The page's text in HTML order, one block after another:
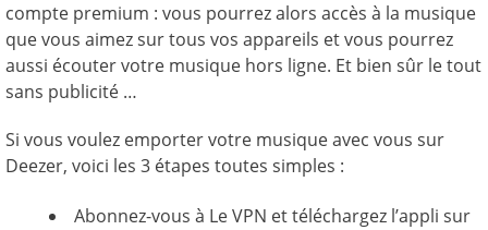
compte premium : vous pourrez alors accès à la musique
que vous aimez sur tous vos appareils et vous pourrez
aussi écouter votre musique hors ligne. Et bien sûr le tout
sans publicité …
Si vous voulez emporter votre musique avec vous sur
Deezer, voici les 3 étapes toutes simples :
Abonnez-vous à Le VPN et téléchargez l’appli sur